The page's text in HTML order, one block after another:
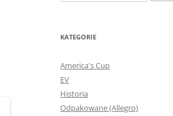
KATEGORIE
America's Cup
EV
Historia
Odpakowane (Allegro)